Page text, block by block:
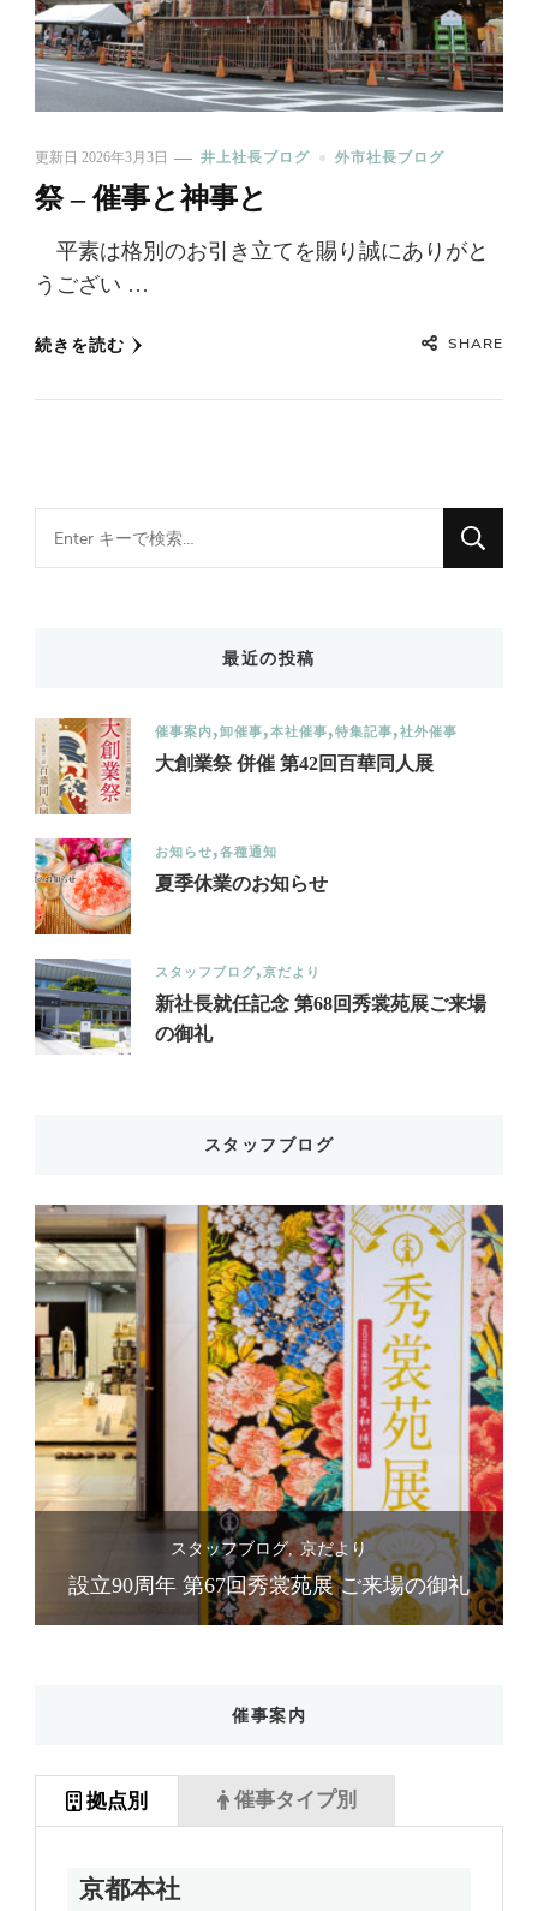
更新日 2026年3月3日 井上社長ブログ 外市社長ブログ
祭 – 催事と神事と
平素は格別のお引き立てを賜り誠にありがと
うござい …
続きを読む SHARE
for
最近の投稿
催事案内 卸催事 本社催事 特集記事 社外催事
大創業祭 併催 第42回百華同人展
お知らせ 各種通知
夏季休業のお知らせ
スタッフブログ 京だより
新社長就任記念 第68回秀裳苑展ご来場
の御礼
スタッフブログ
スタッフブログ 京だより
設立90周年 第67回秀裳苑展 ご来場の御礼
催事案内
拠点別
京都本社
催事タイプ別